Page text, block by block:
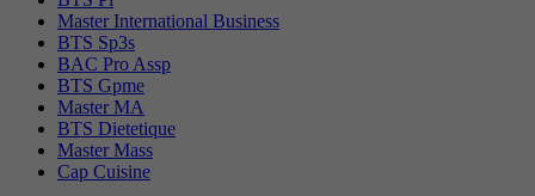
Master International Business
BTS Sp3s
BAC Pro Assp
BTS Gpme
Master MA
BTS Dietetique
Master Mass
Cap Cuisine